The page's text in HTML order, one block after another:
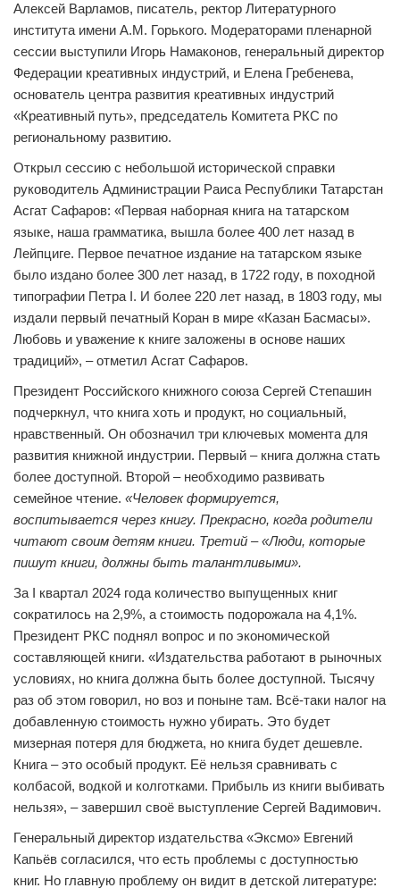
Алексей Варламов, писатель, ректор Литературного
института имени А.М. Горького. Модераторами пленарной
сессии выступили Игорь Намаконов, генеральный директор
Федерации креативных индустрий, и Елена Гребенева,
основатель центра развития креативных индустрий
«Креативный путь», председатель Комитета РКС по
региональному развитию.
Открыл сессию с небольшой исторической справки
руководитель Администрации Раиса Республики Татарстан
Асгат Сафаров: «Первая наборная книга на татарском
языке, наша грамматика, вышла более 400 лет назад в
Лейпциге. Первое печатное издание на татарском языке
было издано более 300 лет назад, в 1722 году, в походной
типографии Петра I. И более 220 лет назад, в 1803 году, мы
издали первый печатный Коран в мире «Казан Басмасы».
Любовь и уважение к книге заложены в основе наших
традиций», – отметил Асгат Сафаров.
Президент Российского книжного союза Сергей Степашин
подчеркнул, что книга хоть и продукт, но социальный,
нравственный. Он обозначил три ключевых момента для
развития книжной индустрии. Первый – книга должна стать
более доступной. Второй – необходимо развивать
семейное чтение. «Человек формируется,
воспитывается через книгу. Прекрасно, когда родители
читают своим детям книги. Третий – «Люди, которые
пишут книги, должны быть талантливыми».
За I квартал 2024 года количество выпущенных книг
сократилось на 2,9%, а стоимость подорожала на 4,1%.
Президент РКС поднял вопрос и по экономической
составляющей книги. «Издательства работают в рыночных
условиях, но книга должна быть более доступной. Тысячу
раз об этом говорил, но воз и поныне там. Всё-таки налог на
добавленную стоимость нужно убирать. Это будет
мизерная потеря для бюджета, но книга будет дешевле.
Книга – это особый продукт. Её нельзя сравнивать с
колбасой, водкой и колготками. Прибыль из книги выбивать
нельзя», – завершил своё выступление Сергей Вадимович.
Генеральный директор издательства «Эксмо» Евгений
Капьёв согласился, что есть проблемы с доступностью
книг. Но главную проблему он видит в детской литературе: